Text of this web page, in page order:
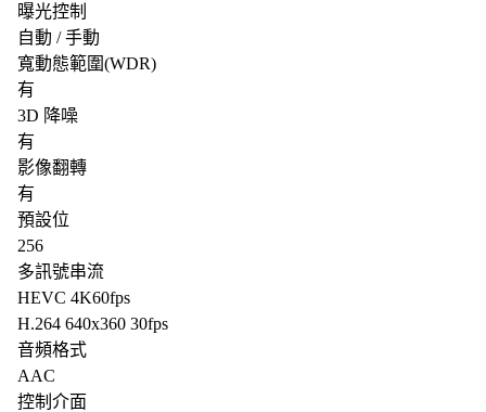
曝光控制
自動 / 手動
寬動態範圍(WDR)
有
3D 降噪
有
影像翻轉
有
預設位
256
多訊號串流
HEVC 4K60fps
H.264 640x360 30fps
音頻格式
AAC
控制介面